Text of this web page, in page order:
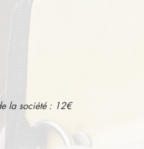
la société : 12€